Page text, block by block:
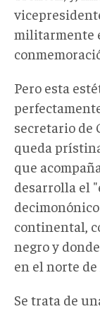
militarmente
Pero esta
secretario de
queda
que
desarrolla el
continental,
negro y
en el norte
Se trata de